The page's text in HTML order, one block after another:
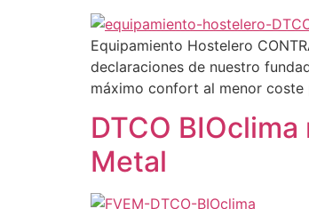
Equipamiento Hostelero
declaraciones de nuestro
máximo confort al menor
DTCO
Metal